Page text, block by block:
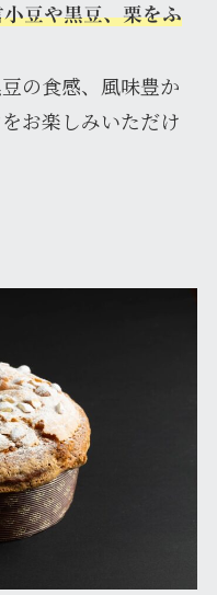
豆や黒豆、栗をふ
の食感、風味豊か
お楽しみいただけ